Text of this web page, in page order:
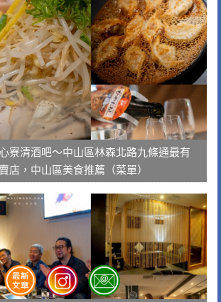
寮清酒吧～中山區林森北路九條通最有
店，中山區美食推薦（菜單）